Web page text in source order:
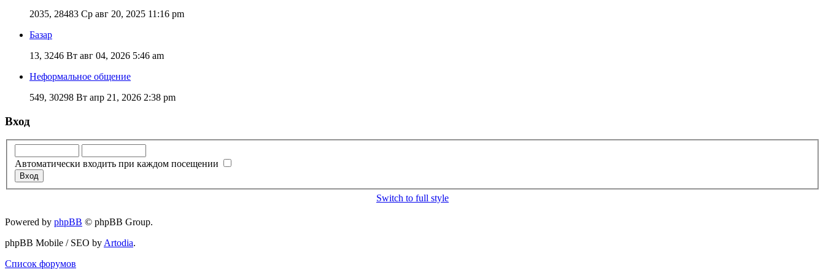
2035, 28483 Ср авг 20, 2025 11:16 pm
Базар
13, 3246 Вт авг 04, 2026 5:46 am
Неформальное общение
549, 30298 Вт апр 21, 2026 2:38 pm
Вход
Автоматически входить при каждом посещении
Switch to full style
Powered by phpBB © phpBB Group.
phpBB Mobile / SEO by Artodia.
Список форумов